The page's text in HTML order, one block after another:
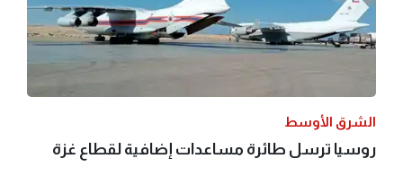
الشرق الأوسط
روسيا ترسل طائرة مساعدات إضافية لقطاع غزة